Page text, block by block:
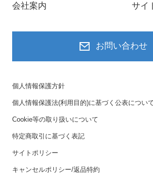
会社案内 サイ
お問い合わせ
個人情報保護方針
個人情報保護法(利用目的)に基づく公表につい
Cookie等の取り扱いについて
特定商取引に基づく表記
サイトポリシー
キャンセルポリシー/返品特約